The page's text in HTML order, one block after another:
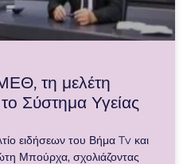
τη μελέτη
Σύστημα Υγείας
ειδήσεων του Βήμα Tv και
Μπούρχα, σχολιάζοντας